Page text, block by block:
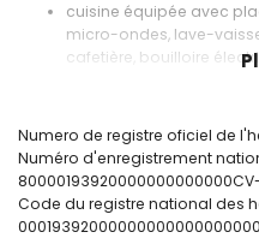
cuisine équipée avec
micro-ondes, lave-
cafetière, bouilloire
2 chambres avec
ventilateur
chambre avec
salle de bains avec
toilettes
Numero de registre oficiel de
Numéro d'enregistrement
Code du registre national des